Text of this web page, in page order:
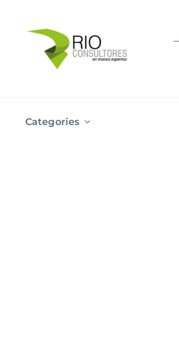
content
Categories